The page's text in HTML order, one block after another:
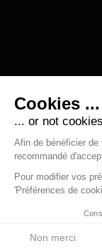
Mentions légales